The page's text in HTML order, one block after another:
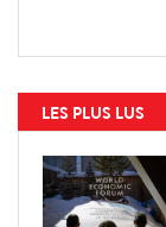
LES PLUS LUS